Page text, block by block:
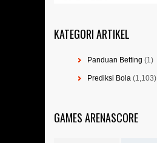
KATEGORI ARTIKEL
Panduan Betting (1)
Prediksi Bola (1,103)
GAMES ARENASCORE